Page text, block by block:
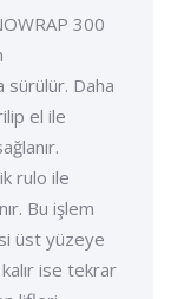
300
sürülür. Daha
el ile
rulo ile
Bu işlem
üst yüzeye
ise tekrar